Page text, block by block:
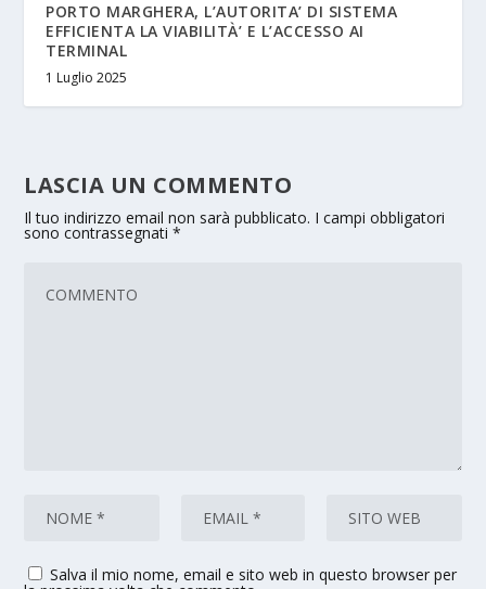
PORTO MARGHERA, L’AUTORITA’ DI SISTEMA
EFFICIENTA LA VIABILITÀ’ E L’ACCESSO AI
TERMINAL
1 Luglio 2025
LASCIA UN COMMENTO
Il tuo indirizzo email non sarà pubblicato. I campi obbligatori
sono contrassegnati*
Salva il mio nome, email e sito web in questo browser per